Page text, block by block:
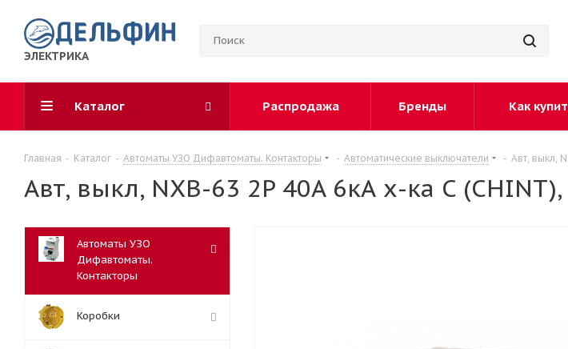
ЭЛЕКТРИКА
Каталог Распродажа Бренды Как
Главная - Каталог - Автоматы УЗО Дифавтоматы. Контакторы - Автоматические выключатели - Авт, выкл,
Авт, выкл, NXB-63 2P 40A 6кА х-ка C
Автоматы УЗО
Дифавтоматы.
Контакторы
Коробки